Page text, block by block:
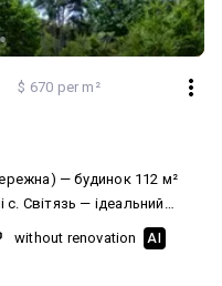
$ 670 per m²
— будинок 112 м²
с. Світязь — ідеальний
(здача кімнат
without renovation AI